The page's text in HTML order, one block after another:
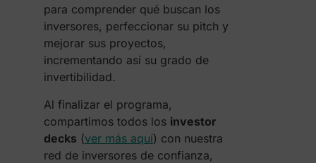
para comprender qué buscan los
inversores, perfeccionar su pitch y
mejorar sus proyectos,
incrementando así su grado de
invertibilidad.
Al finalizar el programa,
compartimos todos los investor
decks (ver más aquí) con nuestra
red de inversores de confianza,